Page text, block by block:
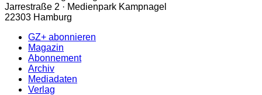
Jarrestraße 2 · Medienpark Kampnagel
22303 Hamburg
GZ+ abonnieren
Magazin
Abonnement
Archiv
Mediadaten
Verlag